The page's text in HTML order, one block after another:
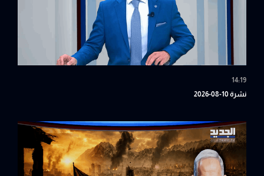
14:19
نشرة 10-08-2026